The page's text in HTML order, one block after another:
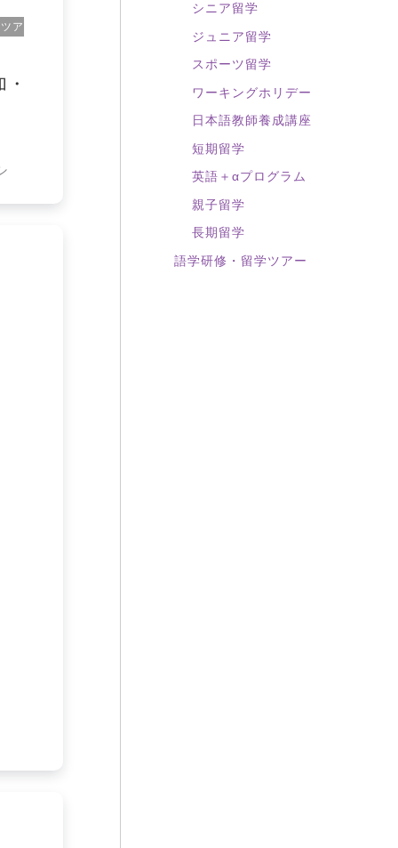
ア
シニア留学
ジュニア留学
スポーツ留学
ワーキングホリデー
日本語教師養成講座
短期留学
英語＋αプログラム
親子留学
長期留学
語学研修・留学ツアー